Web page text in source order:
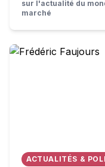
sur l'actualité du
marché
Frédéric Faujours
ACTUALITÉS &